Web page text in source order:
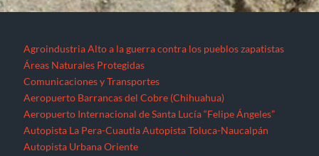
Agroindustria Alto a la guerra contra los pueblos zapatistas
Áreas Naturales Protegidas
Comunicaciones y Transportes
Aeropuerto Barrancas del Cobre (Chihuahua)
Aeropuerto Internacional de Santa Lucía “Felipe Ángeles”
Autopista La Pera-Cuautla Autopista Toluca-Naucalpán
Autopista Urbana Oriente